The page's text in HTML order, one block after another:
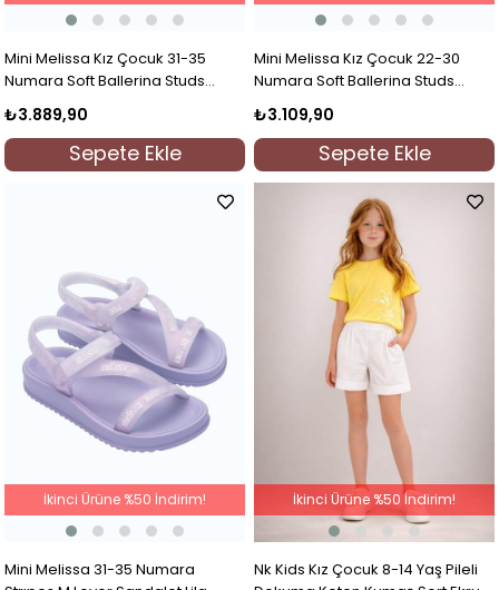
Mini Melissa Kız Çocuk 31-35
Numara Soft Ballerina Studs
Petals Babet Krem
₺3.889,90
Sepete Ekle
Mini Melissa Kız Çocuk 22-30
Numara Soft Ballerina Studs
Petals Babet Krem
₺3.109,90
Sepete Ekle
Mini Melissa 31-35 Numara
İkinci Ürüne %50 İndirim!
Nk Kids Kız Çocuk 8-14 Yaş Pileli
İkinci Ürüne %50 İndirim!